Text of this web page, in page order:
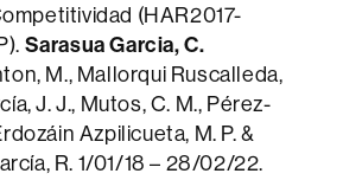
(HAR2017-
Sarasua Garcia, C.
M., Mallorqui Ruscalleda,
J. J., Mutos, C. M., Pérez-
Azpilicueta, M. P. &
R. 1/01/18 – 28/02/22.